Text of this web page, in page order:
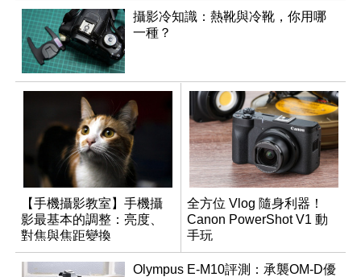
攝影冷知識：熱靴與冷靴，你用哪
一種？
【手機攝影教室】手機攝
影最基本的調整：亮度、
對焦與焦距變換
全方位 Vlog 隨身利器！
Canon PowerShot V1 動
手玩
Olympus E-M10評測：承襲OM-D優